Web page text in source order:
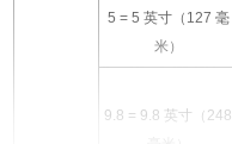
5 = 5 英寸（127 毫
米）
9.8 = 9.8 英寸（248